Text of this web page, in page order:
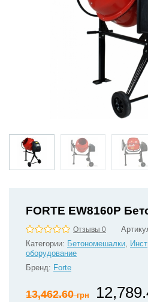
FORTE EW8160P
Отзывы 0
Категории: Бетономешалки,
оборудование
Бренд: Forte
13,462.60грн